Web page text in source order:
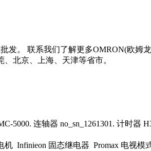
发。 联系我们了解更多OMRON(欧姆
北京、上海、天津等省市。
5000. 连轴器 no_sn_1261301. 计时器
Infinieon 固态继电器 Promax 电视模